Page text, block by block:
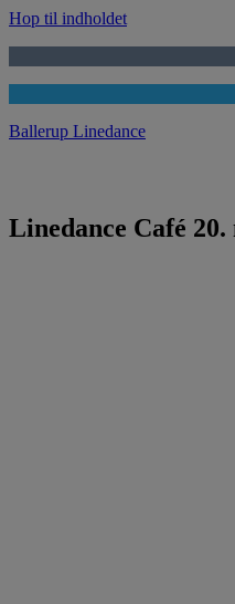
Hop til indholdet
Ballerup Linedance
Linedance Café 20.